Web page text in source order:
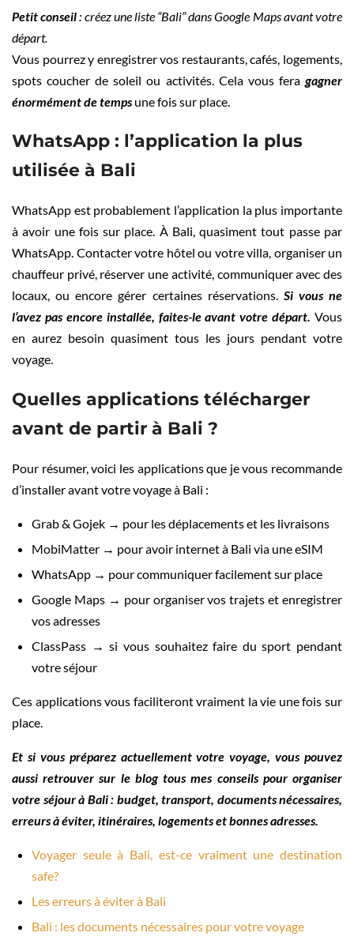
Petit conseil: créez une liste “Bali” dans Google Maps avant votre
départ.
Vous pourrez y enregistrer vos restaurants, cafés, logements,
spots coucher de soleil ou activités. Cela vous fera gagner
énormément de tempsune fois sur place.
WhatsApp : l’application la plus
utilisée à Bali
WhatsApp est probablement l’application la plus importante
à avoir une fois sur place. À Bali, quasiment tout passe par
WhatsApp. Contacter votre hôtel ou votre villa, organiser un
chauffeur privé, réserver une activité, communiquer avec des
locaux, ou encore gérer certaines réservations. Si vous ne
l’avez pas encore installée, faites-le avant votre départ. Vous
en aurez besoin quasiment tous les jours pendant votre
voyage.
Quelles applications télécharger
avant de partir à Bali ?
Pour résumer, voici les applications que je vous recommande
d’installer avant votre voyage à Bali :
Grab & Gojek → pour les déplacements et les livraisons
MobiMatter → pour avoir internet à Bali via une eSIM
WhatsApp → pour communiquer facilement sur place
Google Maps → pour organiser vos trajets et enregistrer
vos adresses
ClassPass → si vous souhaitez faire du sport pendant
votre séjour
Ces applications vous faciliteront vraiment la vie une fois sur
place.
Et si vous préparez actuellement votre voyage, vous pouvez
aussi retrouver sur le blog tous mes conseils pour organiser
votre séjour à Bali : budget, transport, documents nécessaires,
erreurs à éviter, itinéraires, logements et bonnes adresses.
Voyager seule à Bali, est-ce vraiment une destination
safe?
Les erreurs à éviter à Bali
Bali : les documents nécessaires pour votre voyage